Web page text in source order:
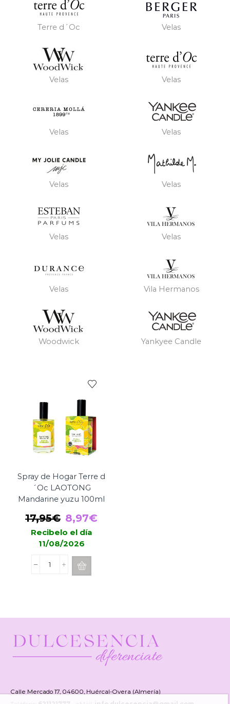
Terre d´Oc Velas
Velas Velas
Velas Velas
Velas Velas
Velas Velas
Velas Vila Hermanos
Woodwick Yankyee Candle
Spray de Hogar Terre d
´Oc LAOTONG
Mandarine yuzu 100ml
17,95€ El
precio
original
era:
17,95€.
8,97€El
Recibelo el día
11/08/2026
Spray
´Oc
Mandarine
yuzu
100ml
Calle Mercado 17, 04600, Huércal-Overa (Almería)